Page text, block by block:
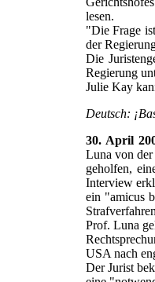
lesen.
"Die Frage
der
Die
Regierung
Julie Kay
Deutsch:
30. April
Luna von
geholfen,
Interview
ein "amicus
Prof. Luna
USA nach
Der Jurist